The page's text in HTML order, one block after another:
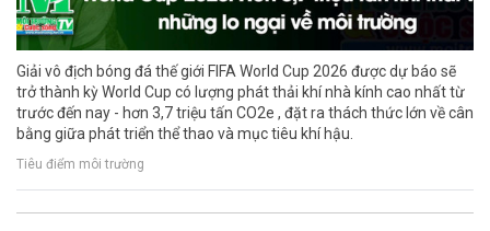
Giải vô địch bóng đá thế giới FIFA World Cup 2026 được dự báo sẽ
trở thành kỳ World Cup có lượng phát thải khí nhà kính cao nhất từ
trước đến nay - hơn 3,7 triệu tấn CO2e , đặt ra thách thức lớn về cân
bằng giữa phát triển thể thao và mục tiêu khí hậu.
Tiêu điểm môi trường